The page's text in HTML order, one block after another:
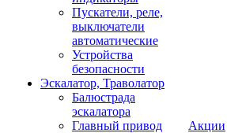
Пускатели, реле,
выключатели
автоматические
Устройства
безопасности
Эскалатор, Траволатор
Балюстрада
эскалатора
Главный привод
Акции